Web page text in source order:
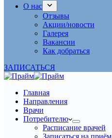
О нас
Отзывы
Акции/новости
Галерея
Вакансии
Как добраться
ЗАПИСАТЬСЯ
Главная
Направления
Врачи
Потребителю
Расписание врачей
Записаться на приём